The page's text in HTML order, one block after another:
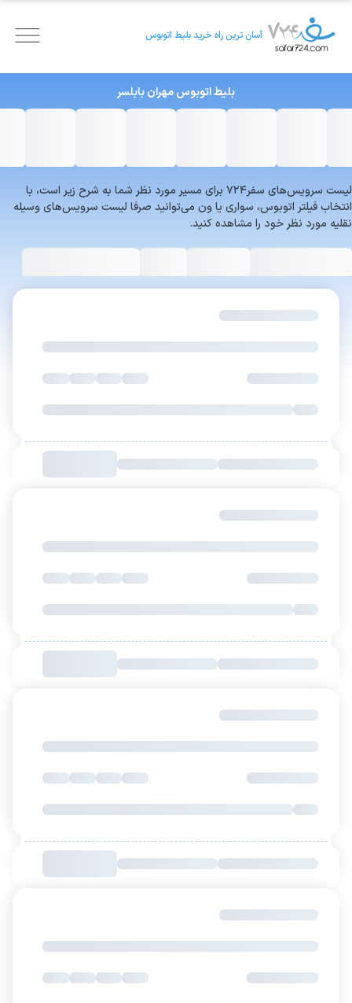
آسان ترین راه خرید بلیط اتوبوس
بلیط اتوبوسمهرانبابلسر
لیست سرویس‌های سفر۷۲۴ برای مسیر مورد نظر شما به شرح زیر است، با
انتخاب فیلتر اتوبوس، سواری یا ون می‌توانید صرفا لیست سرویس‌های وسیله
نقلیه مورد نظر خود را مشاهده کنید.